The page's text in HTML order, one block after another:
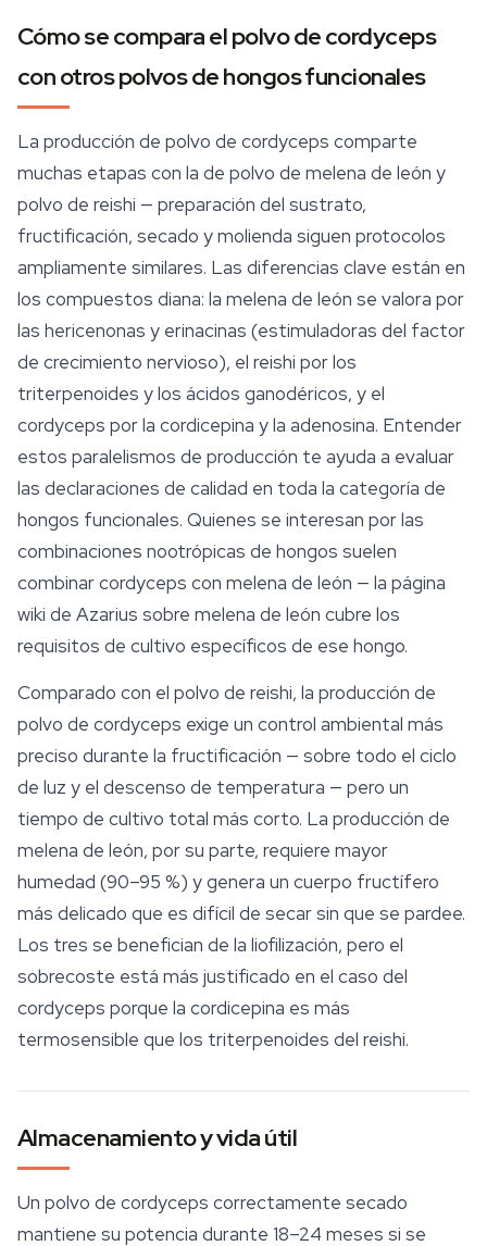
Cómo se compara el polvo de cordyceps
con otros polvos de hongos funcionales
La producción de polvo de cordyceps comparte
muchas etapas con la de polvo de melena de león y
polvo de reishi — preparación del sustrato,
fructificación, secado y molienda siguen protocolos
ampliamente similares. Las diferencias clave están en
los compuestos diana: la melena de león se valora por
las hericenonas y erinacinas (estimuladoras del factor
de crecimiento nervioso), el reishi por los
triterpenoides y los ácidos ganodéricos, y el
cordyceps por la cordicepina y la adenosina. Entender
estos paralelismos de producción te ayuda a evaluar
las declaraciones de calidad en toda la categoría de
hongos funcionales. Quienes se interesan por las
combinaciones nootrópicas de hongos suelen
combinar cordyceps con melena de león — la página
wiki de Azarius sobre melena de león cubre los
requisitos de cultivo específicos de ese hongo.
Comparado con el polvo de reishi, la producción de
polvo de cordyceps exige un control ambiental más
preciso durante la fructificación — sobre todo el ciclo
de luz y el descenso de temperatura — pero un
tiempo de cultivo total más corto. La producción de
melena de león, por su parte, requiere mayor
humedad (90–95 %) y genera un cuerpo fructífero
más delicado que es difícil de secar sin que se pardee.
Los tres se benefician de la liofilización, pero el
sobrecoste está más justificado en el caso del
cordyceps porque la cordicepina es más
termosensible que los triterpenoides del reishi.
Almacenamiento y vida útil
Un polvo de cordyceps correctamente secado
mantiene su potencia durante 18–24 meses si se